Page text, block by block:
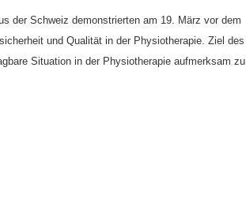
der Schweiz demonstrierten am 19. März vor dem
und Qualität in der Physiotherapie. Ziel des
Situation in der Physiotherapie aufmerksam zu